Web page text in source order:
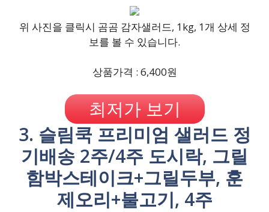
위 사진을 클릭시 곰곰 감자샐러드, 1kg, 1개 상세 정
보를 볼 수 있습니다.
상품가격 : 6,400원
최저가 보기
3. 슬림쿡 프리미엄 샐러드 정
기배송 2주/4주 도시락, 그릴
함박스테이크+그릴두부, 훈
제오리+불고기, 4주